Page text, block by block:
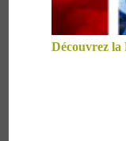
Découvrez